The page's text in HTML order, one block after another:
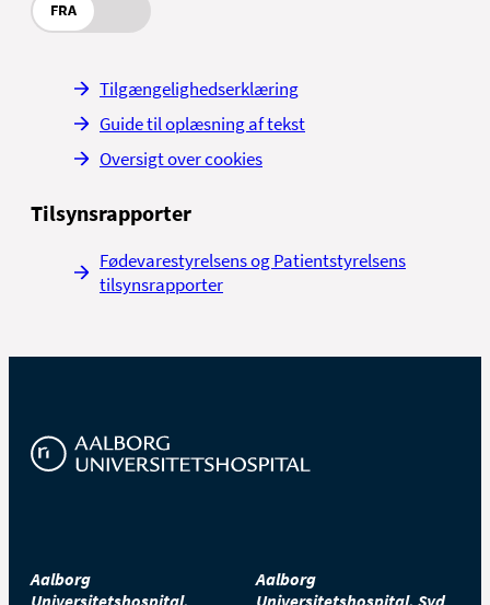
FRA
Tilgængelighedserklæring
Guide til oplæsning af tekst
Oversigt over cookies
Tilsynsrapporter
Fødevarestyrelsens og Patientstyrelsens
tilsynsrapporter
Aalborg
Aalborg